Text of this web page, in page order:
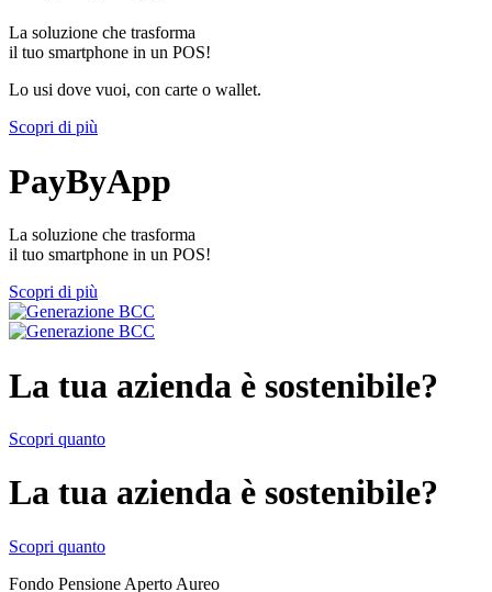
La soluzione che trasforma
il tuo smartphone in un POS!
Lo usi dove vuoi, con carte o wallet.
Scopri di più
PayByApp
La soluzione che trasforma
il tuo smartphone in un POS!
Scopri di più
La tua azienda è sostenibile?
Scopri quanto
La tua azienda è sostenibile?
Scopri quanto
Fondo Pensione Aperto Aureo